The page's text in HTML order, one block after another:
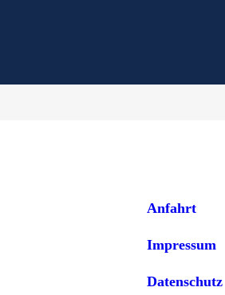
Anfahrt
Impressum
Datenschutz